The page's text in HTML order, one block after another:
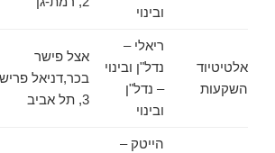
ובינוי
אלטיטיוד
השקעות
ריאלי –
נדל"ן ובינוי
– נדל"ן
ובינוי
אצל פישר
בכר,דניאל פריש
הייטק –